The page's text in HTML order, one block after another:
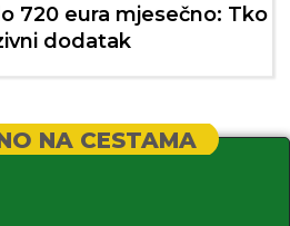
720 eura mjesečno: Tko
dodatak
NA CESTAMA